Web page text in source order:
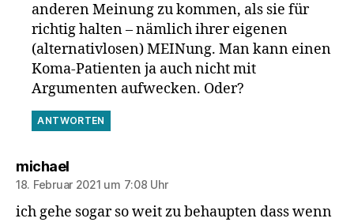
anderen Meinung zu kommen, als sie für
richtig halten – nämlich ihrer eigenen
(alternativlosen) MEINung. Man kann einen
Koma-Patienten ja auch nicht mit
Argumenten aufwecken. Oder?
ANTWORTEN
michaelsagt:
18. Februar 2021 um 7:08 Uhr
ich gehe sogar so weit zu behaupten dass wenn